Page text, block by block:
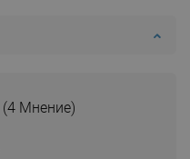
(4 Мнение)